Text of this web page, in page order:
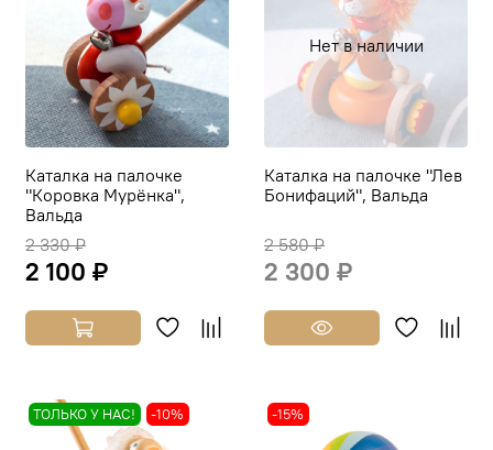
Каталка на палочке
"Коровка Мурёнка",
Вальда
2 330 ₽
2 100 ₽
Нет в наличии
Каталка на палочке "Лев
Бонифаций", Вальда
2 580 ₽
2 300 ₽
ТОЛЬКО У НАС! -10% -15%